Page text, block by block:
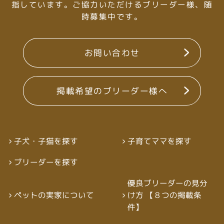
指しています。 ご協力いただけるブリーダー様、随
時募集中です。
お問い合わせ
掲載希望のブリーダー様へ
子犬・子猫を探す 子育てママを探す
ブリーダーを探す
ペットの実家について
優良ブリーダーの見分
け方 【８つの掲載条
件】